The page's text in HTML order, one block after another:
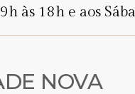
às 18h e aos
NOVA